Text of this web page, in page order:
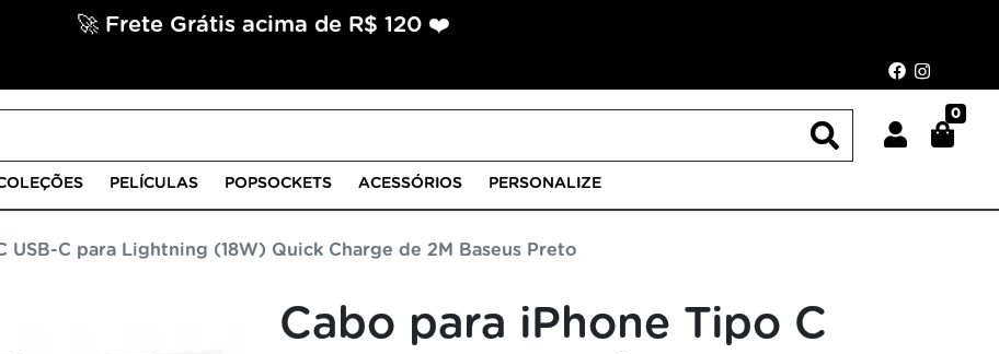
🚀 Frete Grátis acima de R$ 120 ❤️
0
PELÍCULAS POPSOCKETS ACESSÓRIOS PERSONALIZE
USB-C para Lightning (18W) Quick Charge de 2M Baseus Preto
Cabo para iPhone Tipo C